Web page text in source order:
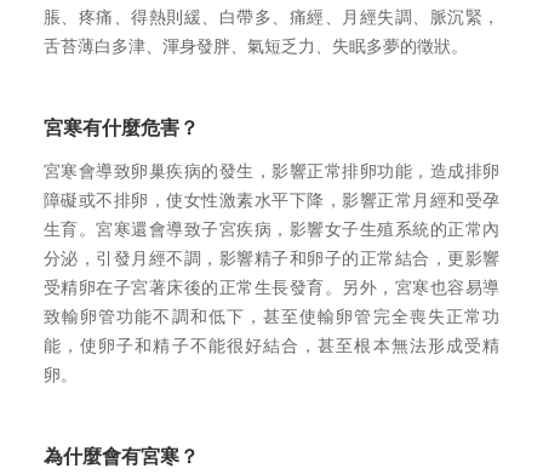
脹、疼痛、得熱則緩、白帶多、痛經、月經失調、脈沉緊，
舌苔薄白多津、渾身發胖、氣短乏力、失眠多夢的徵狀。
宮寒有什麼危害？
宮寒會導致卵巢疾病的發生，影響正常排卵功能，造成排卵
障礙或不排卵，使女性激素水平下降，影響正常月經和受孕
生育。宮寒還會導致子宮疾病，影響女子生殖系統的正常內
分泌，引發月經不調，影響精子和卵子的正常結合，更影響
受精卵在子宮著床後的正常生長發育。另外，宮寒也容易導
致輸卵管功能不調和低下，甚至使輸卵管完全喪失正常功
能，使卵子和精子不能很好結合，甚至根本無法形成受精
卵。
為什麼會有宮寒？